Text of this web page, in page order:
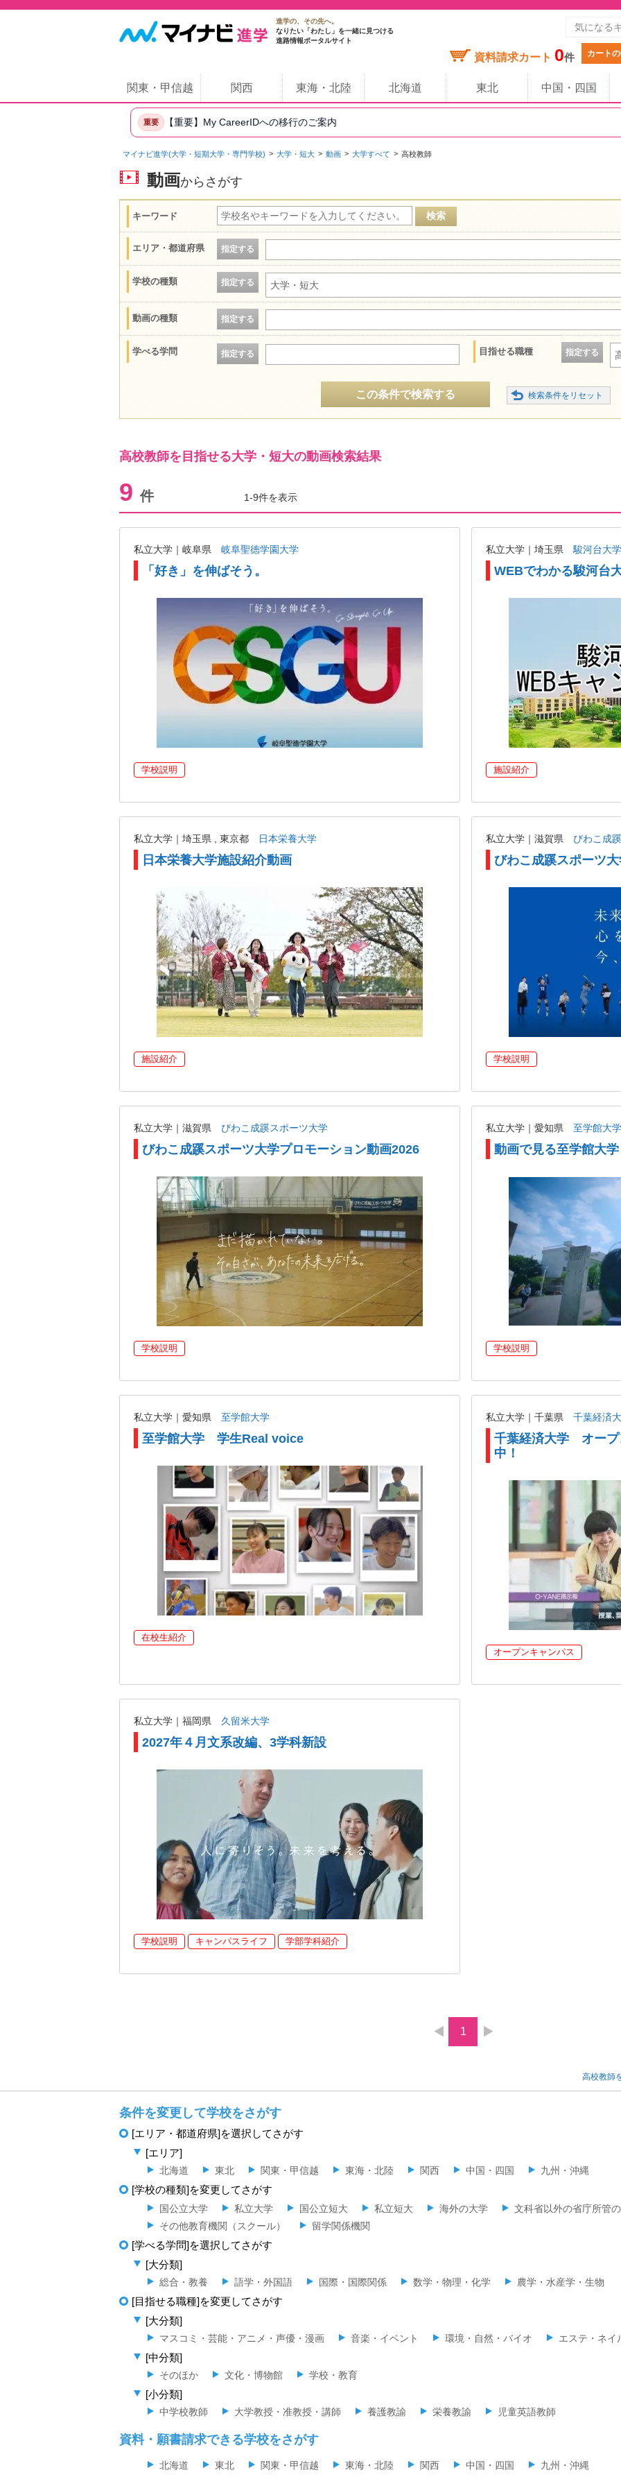
進学の、その先へ。
なりたい「わたし」を一緒に見つける
進路情報ポータルサイト
資料請求カート 0件 カート
関東・甲信越 関西 東海・北陸 北海道 東北 中国・四国
重要 【重要】My CareerIDへの移行のご案内
マイナビ進学(大学・短期大学・専門学校) 大学・短大 動画 大学すべて 高校教師
動画からさがす
キーワード
エリア・都道府県 指定する
学校の種類 指定する 大学・短大
動画の種類 指定する
学べる学問 指定する 目指せる職種 指定する
この条件で検索する
高校教師を目指せる大学・短大の動画検索結果
9 件 1-9件を表示
私立大学｜岐阜県 岐阜聖徳学園大学
「好き」を伸ばそう。
学校説明
私立大学｜埼玉県 駿河台大学
WEBでわかる駿河台
施設紹介
私立大学｜埼玉県 , 東京都 日本栄養大学
日本栄養大学施設紹介動画
施設紹介
私立大学｜滋賀県 びわこ成
びわこ成蹊スポーツ
学校説明
私立大学｜滋賀県 びわこ成蹊スポーツ大学
びわこ成蹊スポーツ大学プロモーション動画2026
学校説明
私立大学｜愛知県 至学館大学
動画で見る至学館大学
学校説明
私立大学｜愛知県 至学館大学
至学館大学 学生Real voice
在校生紹介
私立大学｜千葉県 千葉経済
千葉経済大学 オープ
中！
オープンキャンパス
私立大学｜福岡県 久留米大学
2027年４月文系改編、3学科新設
学校説明 キャンパスライフ 学部学科紹介
1
高校教師
条件を変更して学校をさがす
[エリア・都道府県]を選択してさがす
[エリア]
北海道 東北 関東・甲信越 東海・北陸 関西 中国・四国 九州・沖縄
[学校の種類]を変更してさがす
国公立大学 私立大学 国公立短大 私立短大 海外の大学
文科省以外の省庁所管
その他教育機関（スクール）
留学関係機関
[学べる学問]を選択してさがす
[大分類]
総合・教養 語学・外国語 国際・国際関係 数学・物理・化学 農学・水産学・生物
[目指せる職種]を変更してさがす
[大分類]
マスコミ・芸能・アニメ・声優・漫画 音楽・イベント 環境・自然・バイオ エステ・ネイ
[中分類]
そのほか 文化・博物館 学校・教育
[小分類]
中学校教師 大学教授・准教授・講師 養護教諭 栄養教諭 児童英語教師
資料・願書請求できる学校をさがす
北海道 東北 関東・甲信越 東海・北陸 関西 中国・四国 九州・沖縄